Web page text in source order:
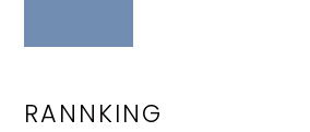
RANNKING